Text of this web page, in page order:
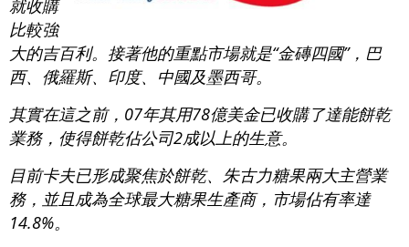
就收購
比較強
大的吉百利。接著他的重點市場就是“金磚四國”，巴
西、俄羅斯、印度、中國及墨西哥。
其實在這之前，07年其用78億美金已收購了達能餅乾
業務，使得餅乾佔公司2成以上的生意。
目前卡夫已形成聚焦於餅乾、朱古力糖果兩大主營業
務，並且成為全球最大糖果生產商，市場佔有率達
14.8%。